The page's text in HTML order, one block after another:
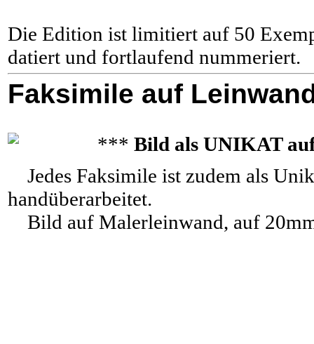
Die Edition ist limitiert auf 50
datiert und fortlaufend nummeriert.
Faksimile auf
*** Bild als UNIKAT
Jedes Faksimile ist zudem als
handüberarbeitet.
Bild auf Malerleinwand, auf